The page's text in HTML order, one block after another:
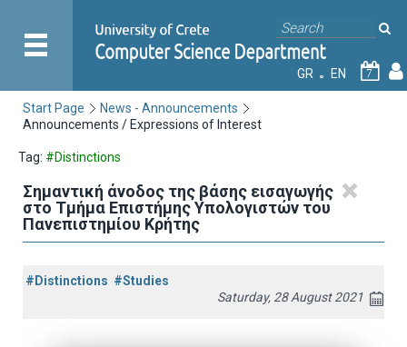
GR EN 7
Start Page
News - Announcements
Announcements / Expressions of Interest
Tag: #Distinctions
Σημαντική άνοδος της βάσης εισαγωγής
στο Τμήμα Επιστήμης Υπολογιστών του
Πανεπιστημίου Κρήτης
#Distinctions #Studies
Saturday, 28 August 2021